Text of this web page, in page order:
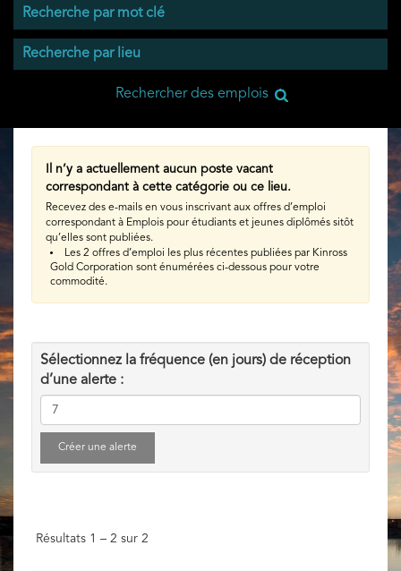
Il n’y a actuellement aucun poste vacant
correspondant à cette catégorie ou ce lieu.
Recevez des e-mails en vous inscrivant aux offres d’emploi
correspondant à Emplois pour étudiants et jeunes diplômés sitôt
qu’elles sont publiées.
Les 2 offres d’emploi les plus récentes publiées par Kinross
Gold Corporation sont énumérées ci-dessous pour votre
commodité.
Sélectionnez la fréquence (en jours) de réception
d’une alerte :
Résultats 1 – 2 sur 2